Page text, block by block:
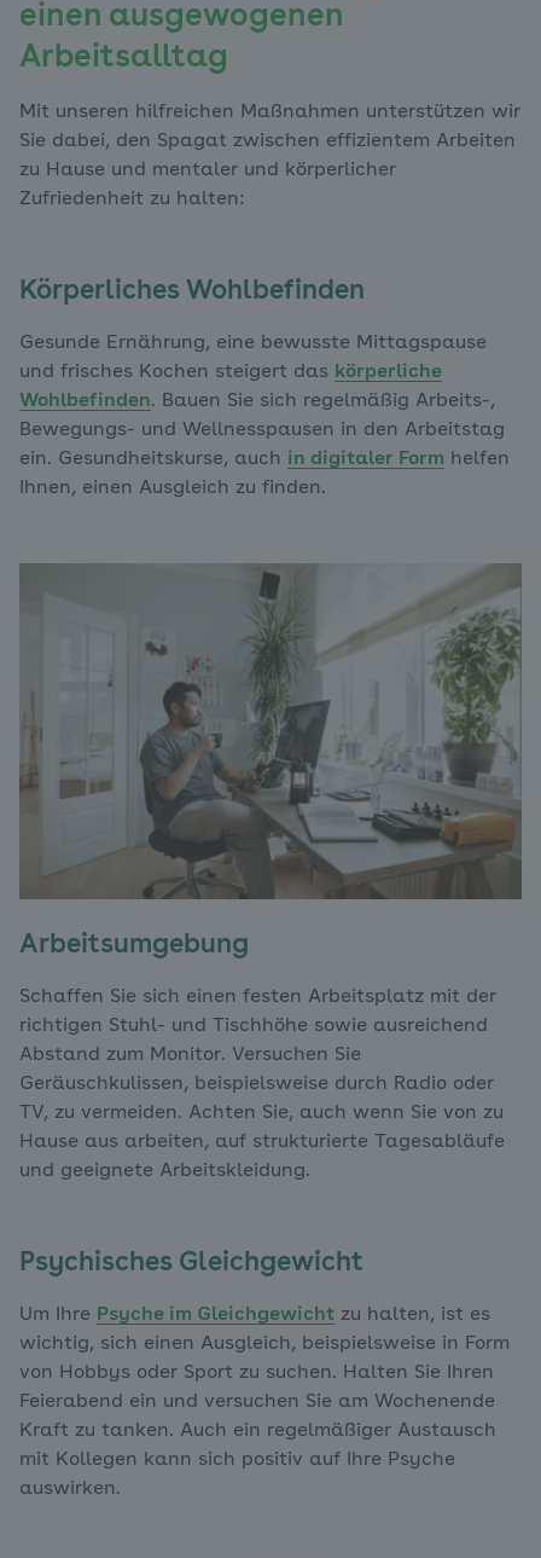
einen ausgewogenen
Arbeitsalltag
Mit unseren hilfreichen Maßnahmen unterstützen wir
Sie dabei, den Spagat zwischen effizientem Arbeiten
zu Hause und mentaler und körperlicher
Zufriedenheit zu halten:
Körperliches Wohlbefinden
Gesunde Ernährung, eine bewusste Mittagspause
und frisches Kochen steigert das körperliche
Wohlbefinden. Bauen Sie sich regelmäßig Arbeits-,
Bewegungs- und Wellnesspausen in den Arbeitstag
ein. Gesundheitskurse, auch in digitaler Form helfen
Ihnen, einen Ausgleich zu finden.
Arbeitsumgebung
Schaffen Sie sich einen festen Arbeitsplatz mit der
richtigen Stuhl- und Tischhöhe sowie ausreichend
Abstand zum Monitor. Versuchen Sie
Geräuschkulissen, beispielsweise durch Radio oder
TV, zu vermeiden. Achten Sie, auch wenn Sie von zu
Hause aus arbeiten, auf strukturierte Tagesabläufe
und geeignete Arbeitskleidung.
Psychisches Gleichgewicht
Um Ihre Psyche im Gleichgewicht zu halten, ist es
wichtig, sich einen Ausgleich, beispielsweise in Form
von Hobbys oder Sport zu suchen. Halten Sie Ihren
Feierabend ein und versuchen Sie am Wochenende
Kraft zu tanken. Auch ein regelmäßiger Austausch
mit Kollegen kann sich positiv auf Ihre Psyche
auswirken.